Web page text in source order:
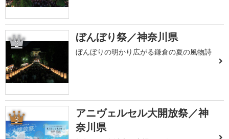
2 ぼんぼり祭／神奈川県
ぼんぼりの明かり広がる鎌倉の夏の風物詩
3
アニヴェルセル大開放祭／神
奈川県